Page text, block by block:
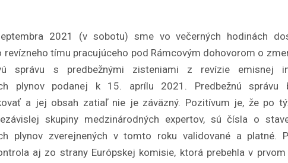
2021 (v sobotu) sme vo večerných hodinách
revízneho tímu pracujúceho pod Rámcovým dohovorom o
správu s predbežnými zisteniami z revízie emisnej
plynov podanej k 15. aprílu 2021. Predbežnú správu
a jej obsah zatiaľ nie je záväzný. Pozitívum je, že po
skupiny medzinárodných expertov, sú čísla o
plynov zverejnených v tomto roku validované a platné.
aj zo strany Európskej komisie, ktorá prebehla v prvom